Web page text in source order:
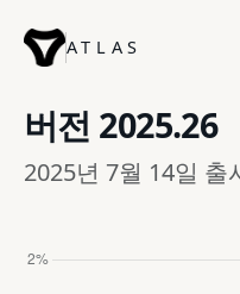
ATLAS
버전 2025.26
2025년 7월 14일 출